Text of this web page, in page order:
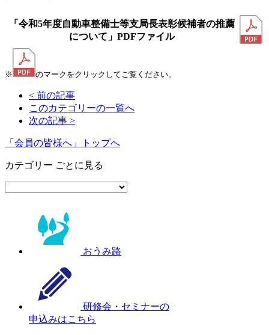
「令和5年度自動車整備士等支局長表彰候補者の推薦
について」PDFファイル
※ のマークをクリックしてご覧ください。
< 前の記事
このカテゴリーの一覧へ
次の記事 >
「会員の皆様へ」トップへ
カテゴリー ごとに見る
おうみ路
研修会・セミナーの
申込みはこちら